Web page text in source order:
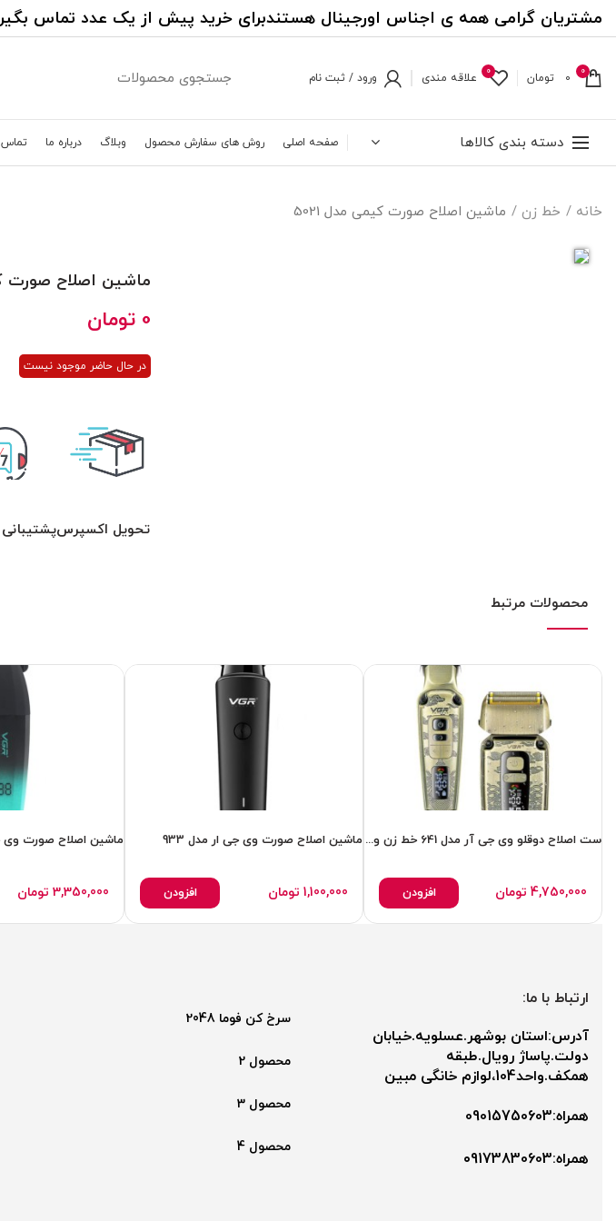
مشتریان گرامی همه ی اجناس اورجینال هستندبرای خرید پیش از یک عدد تماس
0
0 تومان 0 علاقه مندی ورود / ثبت نام
دسته بندی کالاها صفحه اصلی روش های سفارش محصول وبلاگ درباره ما تماس
خانه خط زن ماشین اصلاح صورت کیمی مدل 5021
ماشین اصلاح صورت
0 تومان
در حال حاضر موجود نیست
تحویل اکسپرسپشتیبانی 24 ساعته
محصولات مرتبط
ست اصلاح دوقلو وی جی آر مدل 641 خط زن وشیور عالی
4,750,000 تومان افزودن
ماشین اصلاح صورت وی جی ار مدل 933
1,100,000 تومان افزودن
ماشین اصلاح صورت وی جی ار
3,350,000 تومان
ارتباط با ما:
آدرس:استان بوشهر.عسلویه.خیابان
دولت.پاساژ رویال.طبقه
همکف.واحد104،لوازم خانگی مبین
همراه:09015750603
همراه:۰9173830603
سرخ کن فوما 2048
محصول 2
محصول 3
محصول 4